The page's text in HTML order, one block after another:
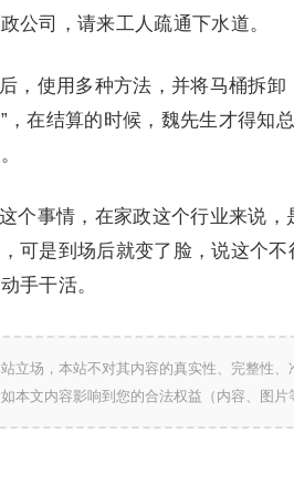
公司，请来工人疏通下水道。
，使用多种方法，并将马桶拆
，在结算的时候，魏先生才得知
个事情，在家政这个行业来说，
可是到场后就变了脸，说这个
手干活。
立场，本站不对其内容的真实性、完整性
本文内容影响到您的合法权益（内容、图片